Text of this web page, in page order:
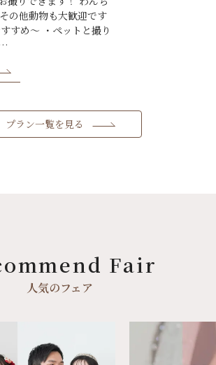
の他動物も大歓迎です
すめ～ ・ペットと撮り
プラン一覧を見る
Fair
人気のフェア